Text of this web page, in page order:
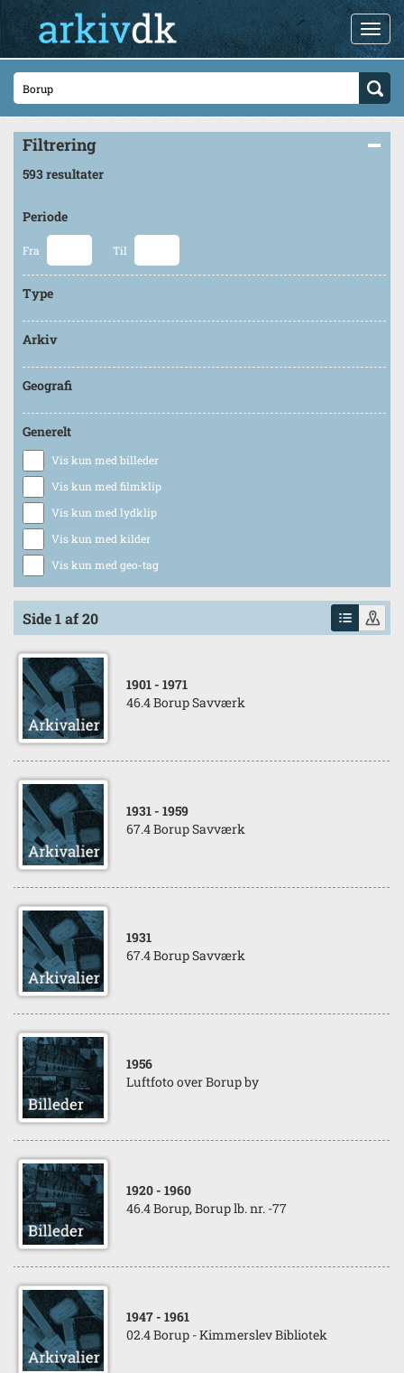
Filtrering
593 resultater
Periode
Fra Til
Type
Arkiv
Geografi
Generelt
Vis kun med billeder
Vis kun med filmklip
Vis kun med lydklip
Vis kun med kilder
Vis kun med geo-tag
Side 1 af 20
1901 - 1971
46.4 Borup Savværk
1931 - 1959
67.4 Borup Savværk
1931
67.4 Borup Savværk
1956
Luftfoto over Borup by
1920 - 1960
46.4 Borup, Borup lb. nr. -77
1947 - 1961
02.4 Borup - Kimmerslev Bibliotek